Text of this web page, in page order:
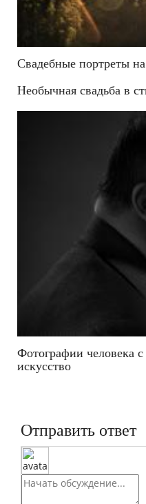
Свадебные портреты
Необычная свадьба в
Фотографии человека
искусство
Отправить ответ